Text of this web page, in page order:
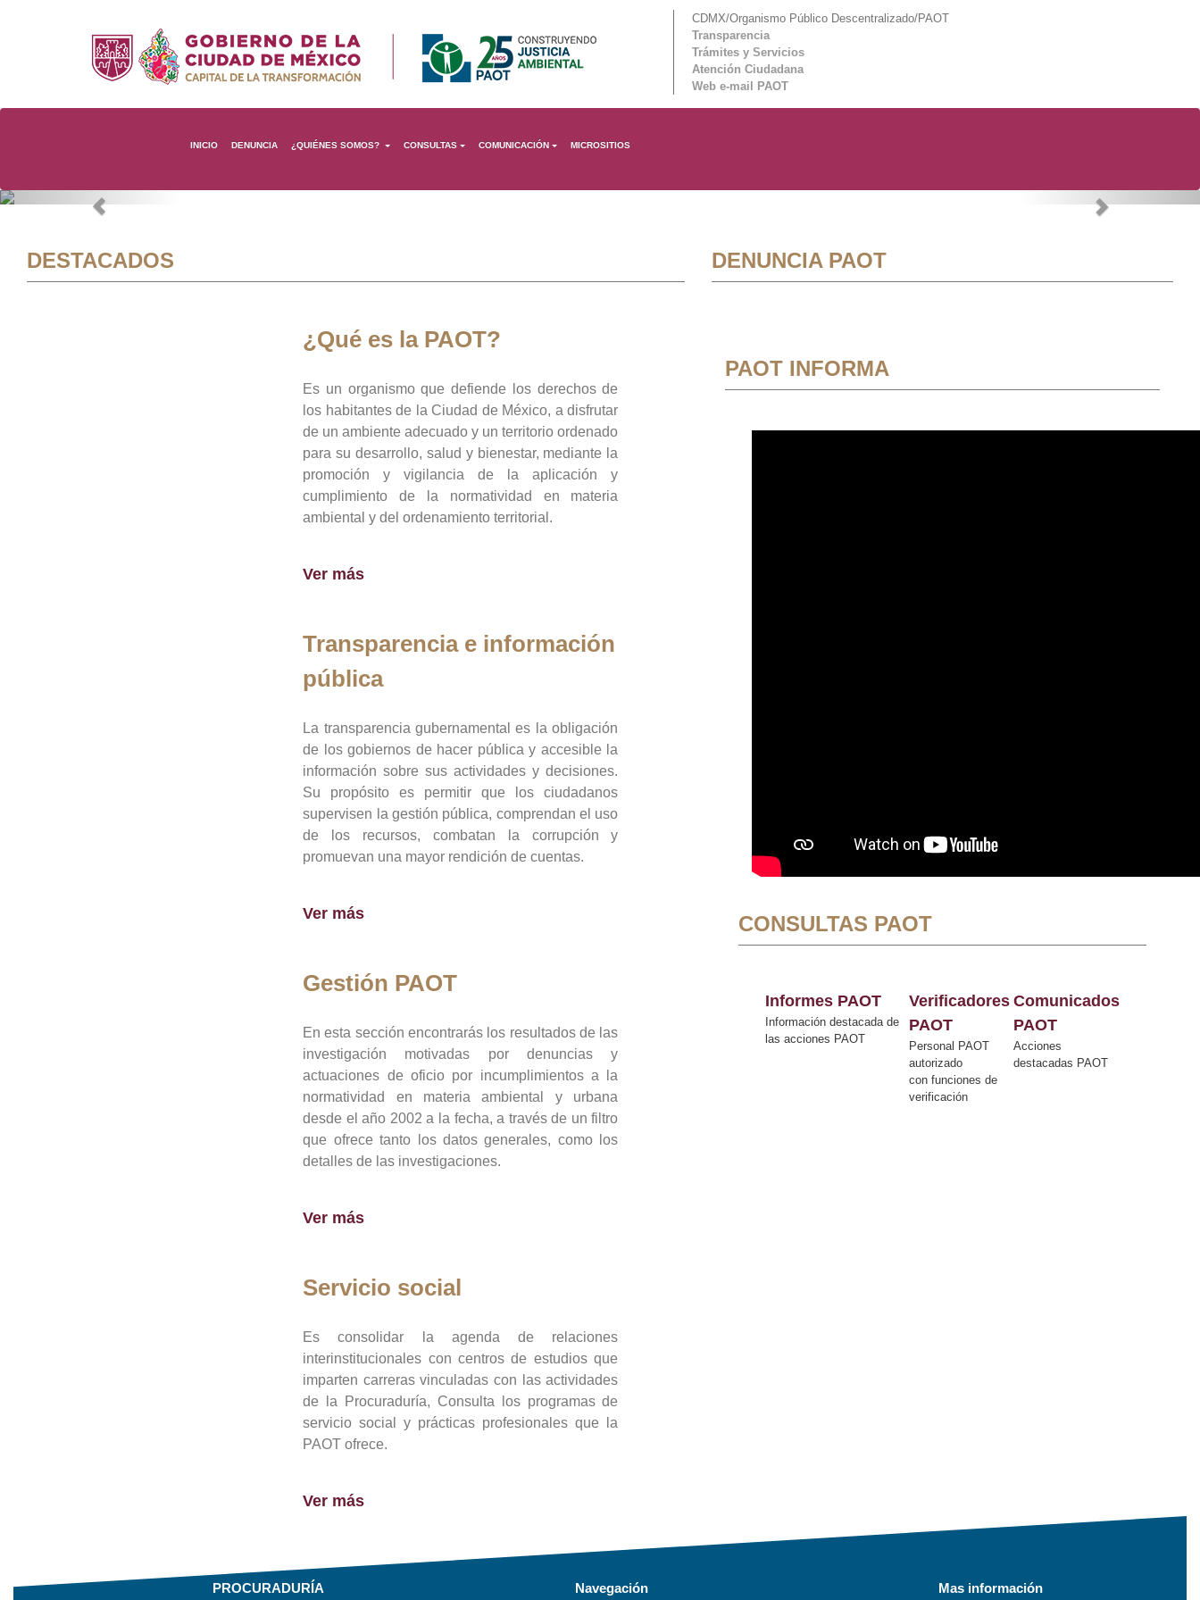
CDMX/Organismo Público Descentralizado/PAOT
Transparencia
Trámites y Servicios
Atención Ciudadana
Web e-mail PAOT
INICIO DENUNCIA ¿QUIÉNES SOMOS? CONSULTAS COMUNICACIÓN MICROSITIOS
Previous Next
DESTACADOS
¿Qué es la PAOT?
Es un organismo que defiende los derechos de
los habitantes de la Ciudad de México, a disfrutar
de un ambiente adecuado y un territorio ordenado
para su desarrollo, salud y bienestar, mediante la
promoción y vigilancia de la aplicación y
cumplimiento de la normatividad en materia
ambiental y del ordenamiento territorial.
Ver más
Transparencia e información
pública
La transparencia gubernamental es la obligación
de los gobiernos de hacer pública y accesible la
información sobre sus actividades y decisiones.
Su propósito es permitir que los ciudadanos
supervisen la gestión pública, comprendan el uso
de los recursos, combatan la corrupción y
promuevan una mayor rendición de cuentas.
Ver más
Gestión PAOT
En esta sección encontrarás los resultados de las
investigación motivadas por denuncias y
actuaciones de oficio por incumplimientos a la
normatividad en materia ambiental y urbana
desde el año 2002 a la fecha, a través de un filtro
que ofrece tanto los datos generales, como los
detalles de las investigaciones.
Ver más
Servicio social
Es consolidar la agenda de relaciones
interinstitucionales con centros de estudios que
imparten carreras vinculadas con las actividades
de la Procuraduría, Consulta los programas de
servicio social y prácticas profesionales que la
PAOT ofrece.
Ver más
DENUNCIA PAOT
PAOT INFORMA
CONSULTAS PAOT
Informes PAOT
Información destacada de
las acciones PAOT
Verificadores
PAOT
Personal PAOT
autorizado
con funciones de
verificación
Comunicados
PAOT
Acciones
destacadas PAOT
PROCURADURÍA Navegación Mas información